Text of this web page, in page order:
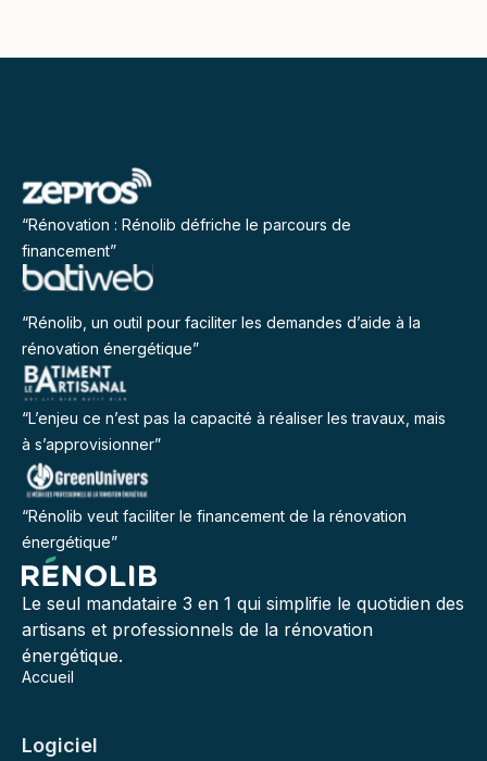
“Rénovation : Rénolib défriche le parcours de
financement”
“Rénolib, un outil pour faciliter les demandes d’aide à la
rénovation énergétique”
“L’enjeu ce n’est pas la capacité à réaliser les travaux, mais
à s’approvisionner”
“Rénolib veut faciliter le financement de la rénovation
énergétique”
Le seul mandataire 3 en 1 qui simplifie le quotidien des
artisans et professionnels de la rénovation
énergétique.
Accueil
Logiciel